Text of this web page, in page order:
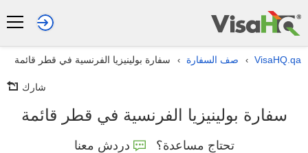
VisaHQ.qa
› صف السفارة › سفارة بولينيزيا الفرنسية في قطر قائمة
شارك
سفارة بولينيزيا الفرنسية في قطر قائمة
تحتاج مساعدة؟ دردش معنا